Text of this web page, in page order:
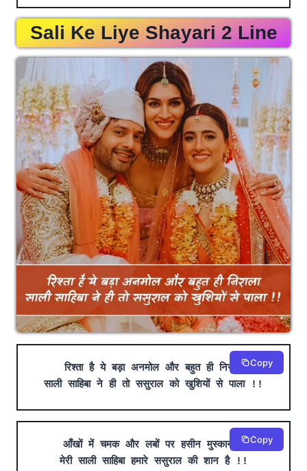
Sali Ke Liye Shayari 2 Line
रिश्ता है ये बड़ा अनमोल और बहुत ही निराला
साली साहिबा ने ही तो ससुराल को खुशियों से पाला !!
Copy
आँखों में चमक और लबों पर हसीन मुस्कान है
मेरी साली साहिबा हमारे ससुराल की शान है !!
Copy